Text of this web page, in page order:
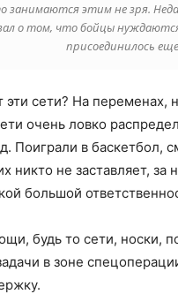
этим не зря.
о том, что бойцы
присоединилось
сети? На переменах,
очень ловко
Поиграли в баскетбол,
никто не заставляет,
большой
будь то сети, носки,
в зоне